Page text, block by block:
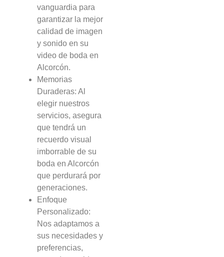
vanguardia para
garantizar la mejor
calidad de imagen
y sonido en su
video de boda en
Alcorcón.
Memorias
Duraderas: Al
elegir nuestros
servicios, asegura
que tendrá un
recuerdo visual
imborrable de su
boda en Alcorcón
que perdurará por
generaciones.
Enfoque
Personalizado:
Nos adaptamos a
sus necesidades y
preferencias,